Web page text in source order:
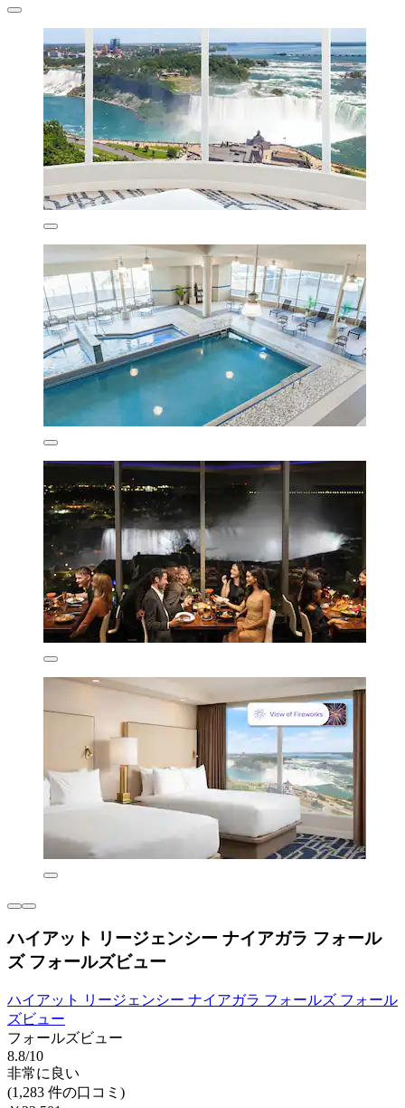
ハイアット リージェンシー ナイアガラ フォール
ズ フォールズビュー
ハイアット リージェンシー ナイアガラ フォールズ フォール
ズビュー
フォールズビュー
8.8/10
非常に良い
(1,283 件の口コミ)